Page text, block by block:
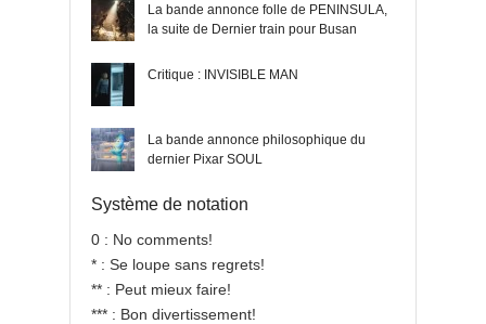
La bande annonce folle de PENINSULA,
la suite de Dernier train pour Busan
Critique : INVISIBLE MAN
La bande annonce philosophique du
dernier Pixar SOUL
Système de notation
0 : No comments!
* : Se loupe sans regrets!
** : Peut mieux faire!
*** : Bon divertissement!